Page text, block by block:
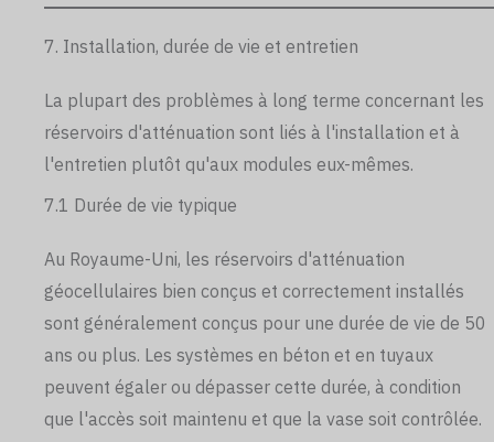
7. Installation, durée de vie et entretien
La plupart des problèmes à long terme concernant les
réservoirs d'atténuation sont liés à l'installation et à
l'entretien plutôt qu'aux modules eux-mêmes.
7.1 Durée de vie typique
Au Royaume-Uni, les réservoirs d'atténuation
géocellulaires bien conçus et correctement installés
sont généralement conçus pour une durée de vie de 50
ans ou plus. Les systèmes en béton et en tuyaux
peuvent égaler ou dépasser cette durée, à condition
que l'accès soit maintenu et que la vase soit contrôlée.